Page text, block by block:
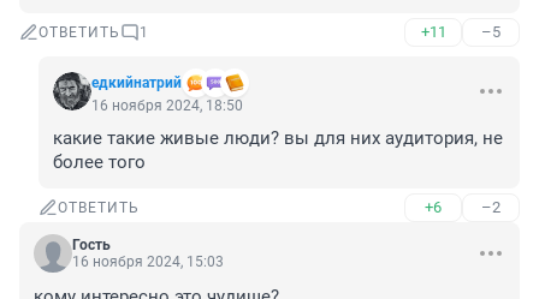
ОТВЕТИТЬ 1 +11 –5
едкийнатрий
16 ноября 2024, 18:50
какие такие живые люди? вы для них аудитория, не
более того
ОТВЕТИТЬ +6 –2
Гость
16 ноября 2024, 15:03